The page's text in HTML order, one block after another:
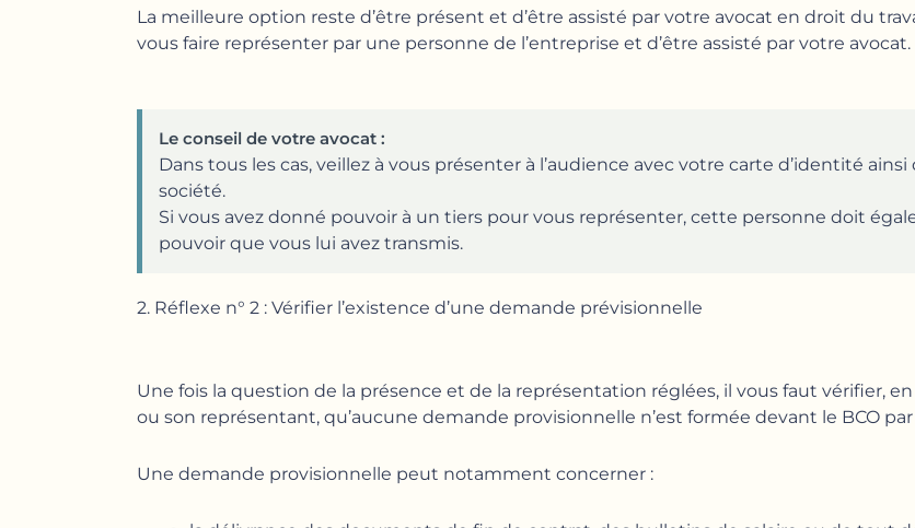
La meilleure option reste d’être présent et d’être assisté par votre avocat en droit du
vous faire représenter par une personne de l’entreprise et d’être assisté par votre avocat.
Le conseil de votre avocat :
Dans tous les cas, veillez à vous présenter à l’audience avec votre carte d’identité
société.
Si vous avez donné pouvoir à un tiers pour vous représenter, cette personne doit
pouvoir que vous lui avez transmis.
2. Réflexe n° 2 : Vérifier l’existence d’une demande prévisionnelle
Une fois la question de la présence et de la représentation réglées, il vous faut vérifier,
ou son représentant, qu’aucune demande provisionnelle n’est formée devant le BCO par
Une demande provisionnelle peut notamment concerner :